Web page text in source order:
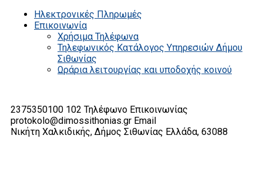
Ηλεκτρονικές Πληρωμές
Επικοινωνία
Χρήσιμα Τηλέφωνα
Τηλεφωνικός Κατάλογος Υπηρεσιών Δήμου
Σιθωνίας
Ωράρια λειτουργίας και υποδοχής κοινού
2375350100 102 Τηλέφωνο Επικοινωνίας
protokolo@dimossithonias.gr Email
Νικήτη Χαλκιδικής, Δήμος Σιθωνίας Ελλάδα, 63088